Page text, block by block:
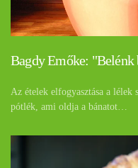
Bagdy Emőke:
Az ételek elfogyasztása a
pótlék, ami oldja a bánatot…